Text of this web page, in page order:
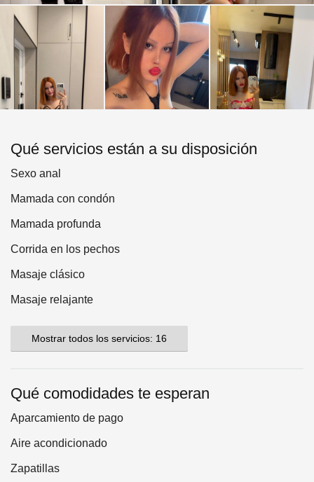
Qué servicios están a su disposición
Sexo anal
Mamada con condón
Mamada profunda
Corrida en los pechos
Masaje clásico
Masaje relajante
Mostrar todos los servicios: 16
Qué comodidades te esperan
Aparcamiento de pago
Aire acondicionado
Zapatillas